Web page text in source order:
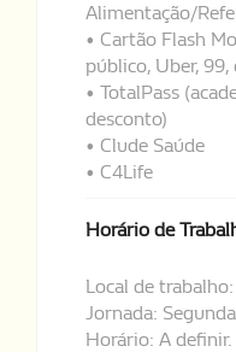
Alimentação/
• Cartão Flash
público, Uber,
• TotalPass
desconto)
• Clude Saúde
• C4Life
Horário de
Local de
Jornada:
Horário: A definir.